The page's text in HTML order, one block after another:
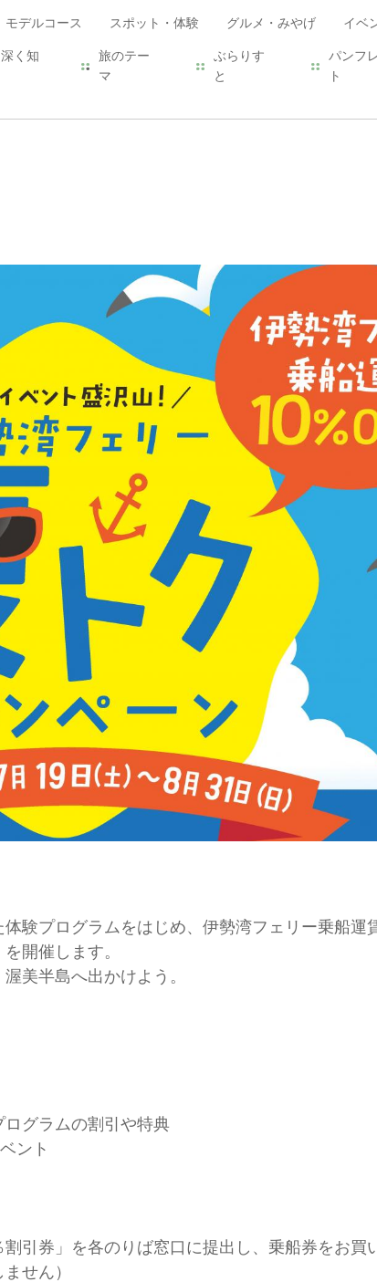
モデルコース スポット・体験 グルメ・みやげ イベ
く知
旅のテー
マ
ぶらりす
と
パンフ
ト
験プログラムをはじめ、伊勢湾フェリー乗船運
開催します。
美半島へ出かけよう。
グラムの割引や特典
ント
引券」を各のりば窓口に提出し、乗船券をお買
せん）